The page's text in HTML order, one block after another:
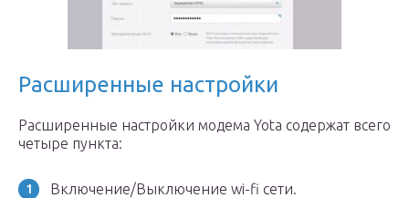
Расширенные настройки
Расширенные настройки модема Yota содержат всего
четыре пункта:
Включение/Выключение wi-fi сети.